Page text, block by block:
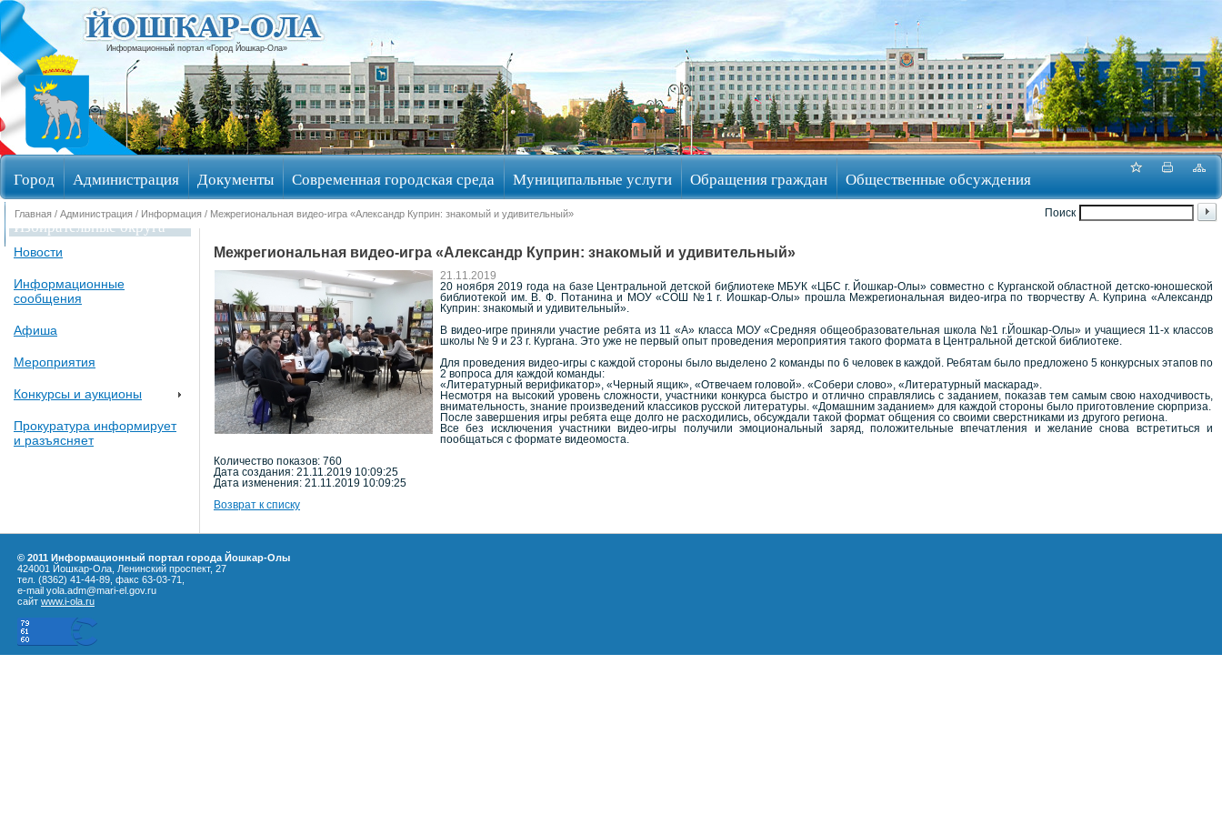
Информационный портал «Город Йошкар-Ола»
Город Администрация Документы Современная городская среда Муниципальные услуги Обращения граждан Общественные обсуждения
Избирательные округа
Поиск
Главная / Администрация / Информация / Межрегиональная видео-игра «Александр Куприн: знакомый и удивительный»
Новости
Информационные
сообщения
Афиша
Мероприятия
Конкурсы и аукционы
Прокуратура информирует
и разъясняет
Межрегиональная видео-игра «Александр Куприн: знакомый и удивительный»
21.11.2019
20 ноября 2019 года на базе Центральной детской библиотеке МБУК «ЦБС г. Йошкар-Олы» совместно с Курганской областной детско-юношеской
библиотекой им. В. Ф. Потанина и МОУ «СОШ №1 г. Йошкар-Олы» прошла Межрегиональная видео-игра по творчеству А. Куприна «Александр
Куприн: знакомый и удивительный».
В видео-игре приняли участие ребята из 11 «А» класса МОУ «Средняя общеобразовательная школа №1 г.Йошкар-Олы» и учащиеся 11-х классов
школы № 9 и 23 г. Кургана. Это уже не первый опыт проведения мероприятия такого формата в Центральной детской библиотеке.
Для проведения видео-игры с каждой стороны было выделено 2 команды по 6 человек в каждой. Ребятам было предложено 5 конкурсных этапов по
2 вопроса для каждой команды:
«Литературный верификатор», «Черный ящик», «Отвечаем головой». «Собери слово», «Литературный маскарад».
Несмотря на высокий уровень сложности, участники конкурса быстро и отлично справлялись с заданием, показав тем самым свою находчивость,
внимательность, знание произведений классиков русской литературы. «Домашним заданием» для каждой стороны было приготовление сюрприза.
После завершения игры ребята еще долго не расходились, обсуждали такой формат общения со своими сверстниками из другого региона.
Все без исключения участники видео-игры получили эмоциональный заряд, положительные впечатления и желание снова встретиться и
пообщаться с формате видеомоста.
Количество показов: 760
Дата создания: 21.11.2019 10:09:25
Дата изменения: 21.11.2019 10:09:25
Возврат к списку
© 2011 Информационный портал города Йошкар-Олы
424001 Йошкар-Ола, Ленинский проспект, 27
тел. (8362) 41-44-89, факс 63-03-71,
e-mail yola.adm@mari-el.gov.ru
сайт www.i-ola.ru